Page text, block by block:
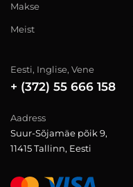
Makse
Meist
Eesti, Inglise, Vene
+ (372) 55 666 158
Aadress
Suur-Sõjamäe põik 9,
11415 Tallinn, Eesti